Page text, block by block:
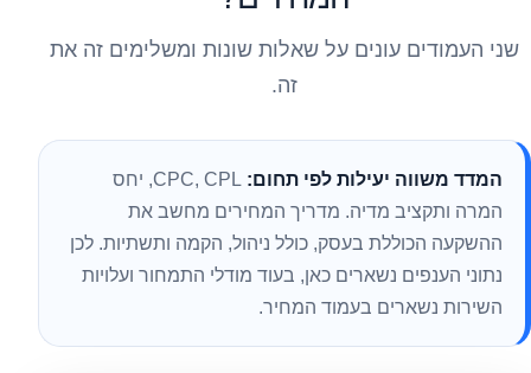
שני העמודים עונים על שאלות שונות ומשלימים זה את
זה.
המדד משווה יעילות לפי תחום:
CPC, CPL, יחס
המרה ותקציב מדיה. מדריך המחירים מחשב את
ההשקעה הכוללת בעסק, כולל ניהול, הקמה ותשתיות. לכן
נתוני הענפים נשארים כאן, בעוד מודלי התמחור ועלויות
השירות נשארים בעמוד המחיר.